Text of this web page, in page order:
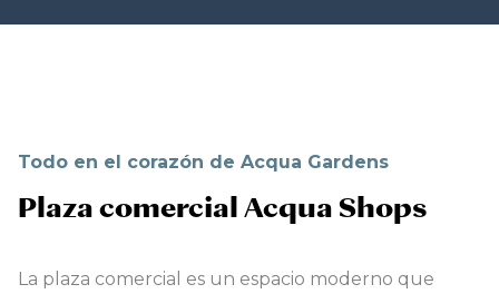
Todo en el corazón de Acqua Gardens
Plaza comercial Acqua Shops
La plaza comercial es un espacio moderno que